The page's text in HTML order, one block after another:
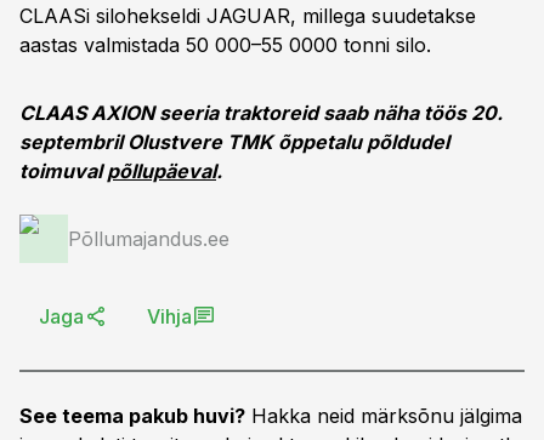
CLAASi silohekseldi JAGUAR, millega suudetakse
aastas valmistada 50 000–55 0000 tonni silo.
CLAAS AXION seeria traktoreid saab näha töös 20.
septembril Olustvere TMK õppetalu põldudel
toimuvalpõllupäeval.
Põllumajandus.ee
Jaga Vihja
See teema pakub huvi? Hakka neid märksõnu jälgima